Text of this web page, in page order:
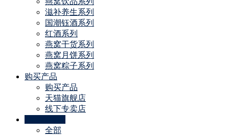
滋补养生系列
国潮钰酒系列
红酒系列
燕窝干货系列
燕窝月饼系列
燕窝粽子系列
购买产品
购买产品
天猫旗舰店
线下专卖店
全部